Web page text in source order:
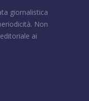
giornalistica
Non
ai